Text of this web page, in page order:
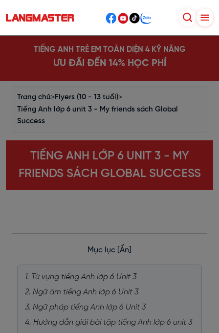
TIẾNG ANH TRẺ EM TOÀN DIỆN 4 KỸ NĂNG
ƯU ĐÃI ĐẾN 14% HỌC PHÍ
Trang chủ>Flyers (10 - 13 tuổi)>
Tiếng Anh lớp 6 unit 3 - My friends sách Global
Success
TIẾNG ANH LỚP 6 UNIT 3 - MY
FRIENDS SÁCH GLOBAL SUCCESS
Mục lục [Ẩn]
1. Từ vựng tiếng Anh lớp 6 Unit 3
2. Ngữ âm tiếng Anh lớp 6 Unit 3
3. Ngữ pháp tiếng Anh lớp 6 Unit 3
4. Hướng dẫn giải bài tập tiếng Anh lớp 6 unit 3